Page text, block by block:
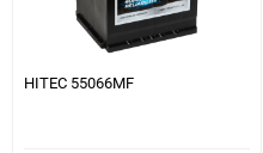
HITEC 55066MF